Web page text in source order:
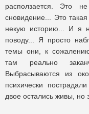
расползается. Это
сновидение... Это
некую историю... И я
поводу... Я просто
темы они, к
там реально
Выбрасываются из
психически
двое остались живы, но